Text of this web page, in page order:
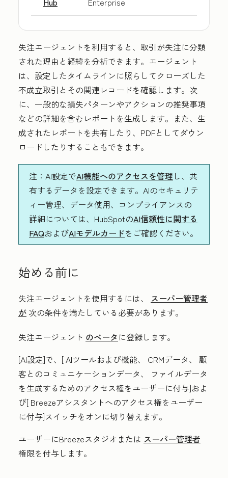
失注エージェントを利用すると、取引が失注に分類
された理由と経緯を分析できます。エージェント
は、設定したタイムラインに照らしてクローズした
不成立取引とその関連レコードを確認します。次
に、一般的な損失パターンやアクションの推奨事項
などの詳細を含むレポートを生成します。また、生
成されたレポートを共有したり、PDFとしてダウン
ロードしたりすることもできます。
注 ：AI設定でAI機能へのアクセスを管理 し、共
有するデータを設定できます。AIのセキュリテ
ィー管理、データ使用、コンプライアンスの
詳細については、HubSpotのAI信頼性に関する
FAQおよびAIモデルカードをご確認ください。
始める前に
失注エージェントを使用するには、 スーパー管理者
が 次の条件を満たしている必要があります。
失注エージェント のベータ に登録します。
[AI設定]で、[AIツールおよび機能、 CRMデータ、 顧
客とのコミュニケーションデータ、
ファイルデータ
を生成するためのアクセス権をユーザーに付与]およ
び[ Breezeアシスタントへのアクセス権をユーザー
に付与]スイッチをオンに切り替えます。
ユーザーにBreezeスタジオまたは スーパー管理者
権限を付与します。